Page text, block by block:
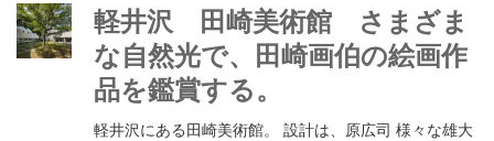
軽井沢 田崎美術館 さまざま
な自然光で、田崎画伯の絵画作
品を鑑賞する。
軽井沢にある田崎美術館。 設計は、原広司 様々な雄大